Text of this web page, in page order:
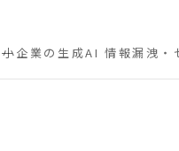
企業の生成AI 情報漏洩